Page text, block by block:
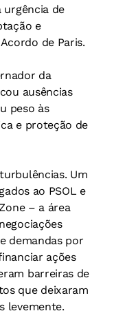
urgência de
e
de Paris.
da
ausências
peso às
e proteção de
Um
ao PSOL e
– a área
demandas por
ações
barreiras de
que deixaram
levemente.